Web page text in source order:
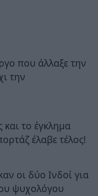
που άλλαξε την
την
το έγκλημα
έλαβε τέλος!
οι δύο Ινδοί για
ψυχολόγου